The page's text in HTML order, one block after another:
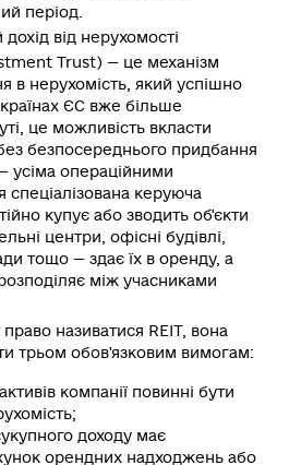
період.
від нерухомості
Trust) — це механізм
в нерухомість, який успішно
ЄС вже більше
це можливість вкласти
безпосереднього придбання
усіма операційними
спеціалізована керуюча
купує або зводить об'єкти
центри, офісні будівлі,
тощо — здає їх в оренду, а
між учасниками
називатися REIT, вона
трьом обов'язковим вимогам:
компанії повинні бути
доходу має
орендних надходжень або